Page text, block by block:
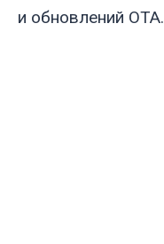
и обновлений OTA.